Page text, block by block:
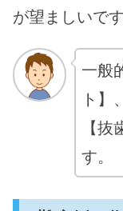
が望ましいです
一般
ト】
【
す。